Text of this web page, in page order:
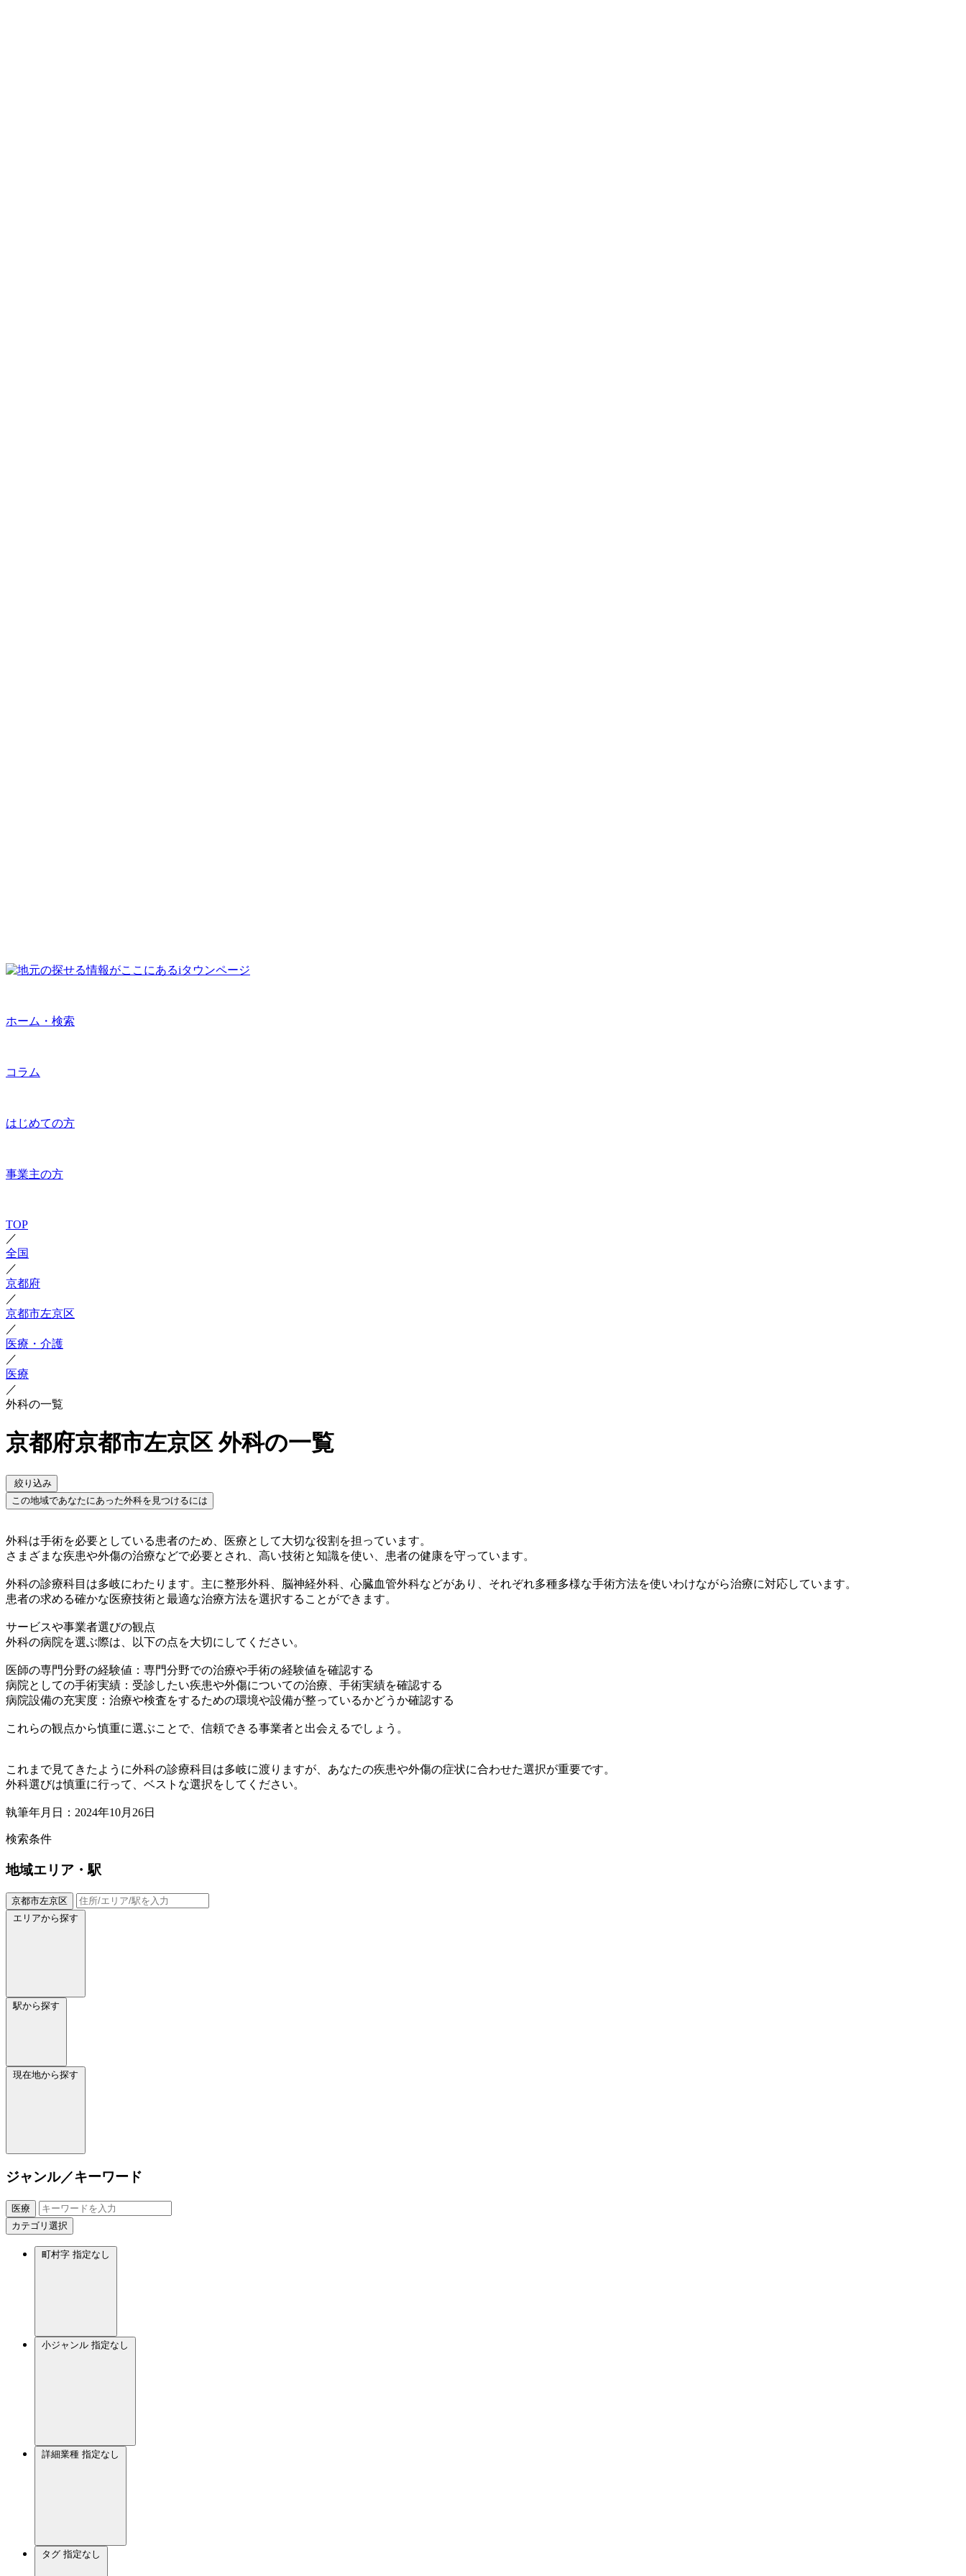
ホーム・検索
コラム
はじめての方
事業主の方
TOP
／
全国
／
京都府
／
京都市左京区
／
医療・介護
／
医療
／
外科の一覧
京都府京都市左京区 外科の一覧
絞り込み
この地域であなたにあった外科を見つけるには
外科は手術を必要としている患者のため、医療として大切な役割を担っています。
さまざまな疾患や外傷の治療などで必要とされ、高い技術と知識を使い、患者の健康を守っています。
外科の診療科目は多岐にわたります。主に整形外科、脳神経外科、心臓血管外科などがあり、それぞれ多種多様な手術方法を使いわけながら治療に対応しています。
患者の求める確かな医療技術と最適な治療方法を選択することができます。
サービスや事業者選びの観点
外科の病院を選ぶ際は、以下の点を大切にしてください。
医師の専門分野の経験値：専門分野での治療や手術の経験値を確認する
病院としての手術実績：受診したい疾患や外傷についての治療、手術実績を確認する
病院設備の充実度：治療や検査をするための環境や設備が整っているかどうか確認する
これらの観点から慎重に選ぶことで、信頼できる事業者と出会えるでしょう。
これまで見てきたように外科の診療科目は多岐に渡りますが、あなたの疾患や外傷の症状に合わせた選択が重要です。
外科選びは慎重に行って、ベストな選択をしてください。
執筆年月日：2024年10月26日
検索条件
地域エリア・駅
京都市左京区
エリアから探す
駅から探す
現在地から探す
ジャンル／キーワード
医療
カテゴリ選択
町村字 指定なし
小ジャンル 指定なし
詳細業種 指定なし
タグ 指定なし